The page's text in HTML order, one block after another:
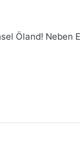
Öland! Neben